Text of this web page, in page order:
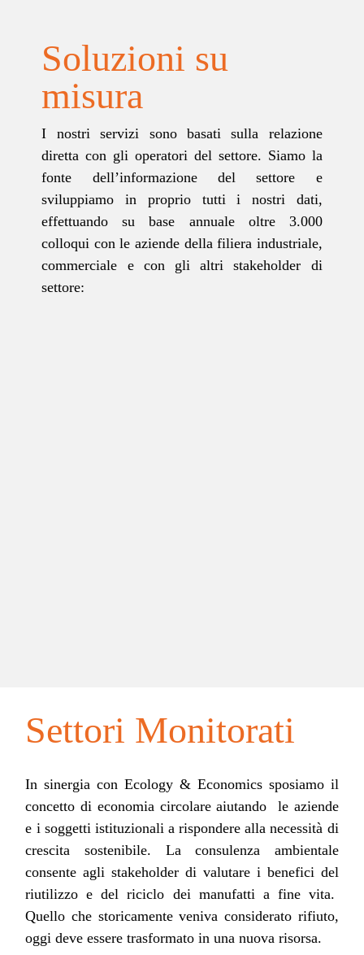
Soluzioni su
misura
I nostri servizi sono basati sulla relazione
diretta con gli operatori del settore. Siamo la
fonte dell’informazione del settore e
sviluppiamo in proprio tutti i nostri dati,
effettuando su base annuale oltre 3.000
colloqui con le aziende della filiera industriale,
commerciale e con gli altri stakeholder di
settore:
Settori Monitorati
In sinergia con Ecology & Economics sposiamo il
concetto di economia circolare aiutando le aziende
e i soggetti istituzionali a rispondere alla necessità di
crescita sostenibile. La consulenza ambientale
consente agli stakeholder di valutare i benefici del
riutilizzo e del riciclo dei manufatti a fine vita.
Quello che storicamente veniva considerato rifiuto,
oggi deve essere trasformato in una nuova risorsa.